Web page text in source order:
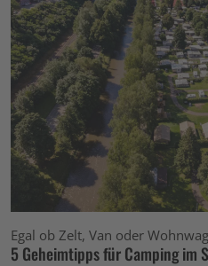
Egal ob Zelt, Van oder
5 Geheimtipps für Camping im